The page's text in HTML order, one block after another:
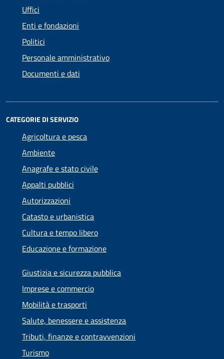
Uffici
Enti e fondazioni
Politici
Personale amministrativo
Documenti e dati
CATEGORIE DI SERVIZIO
Agricoltura e pesca
Ambiente
Anagrafe e stato civile
Appalti pubblici
Autorizzazioni
Catasto e urbanistica
Cultura e tempo libero
Educazione e formazione
Giustizia e sicurezza pubblica
Imprese e commercio
Mobilità e trasporti
Salute, benessere e assistenza
Tributi, finanze e contravvenzioni
Turismo